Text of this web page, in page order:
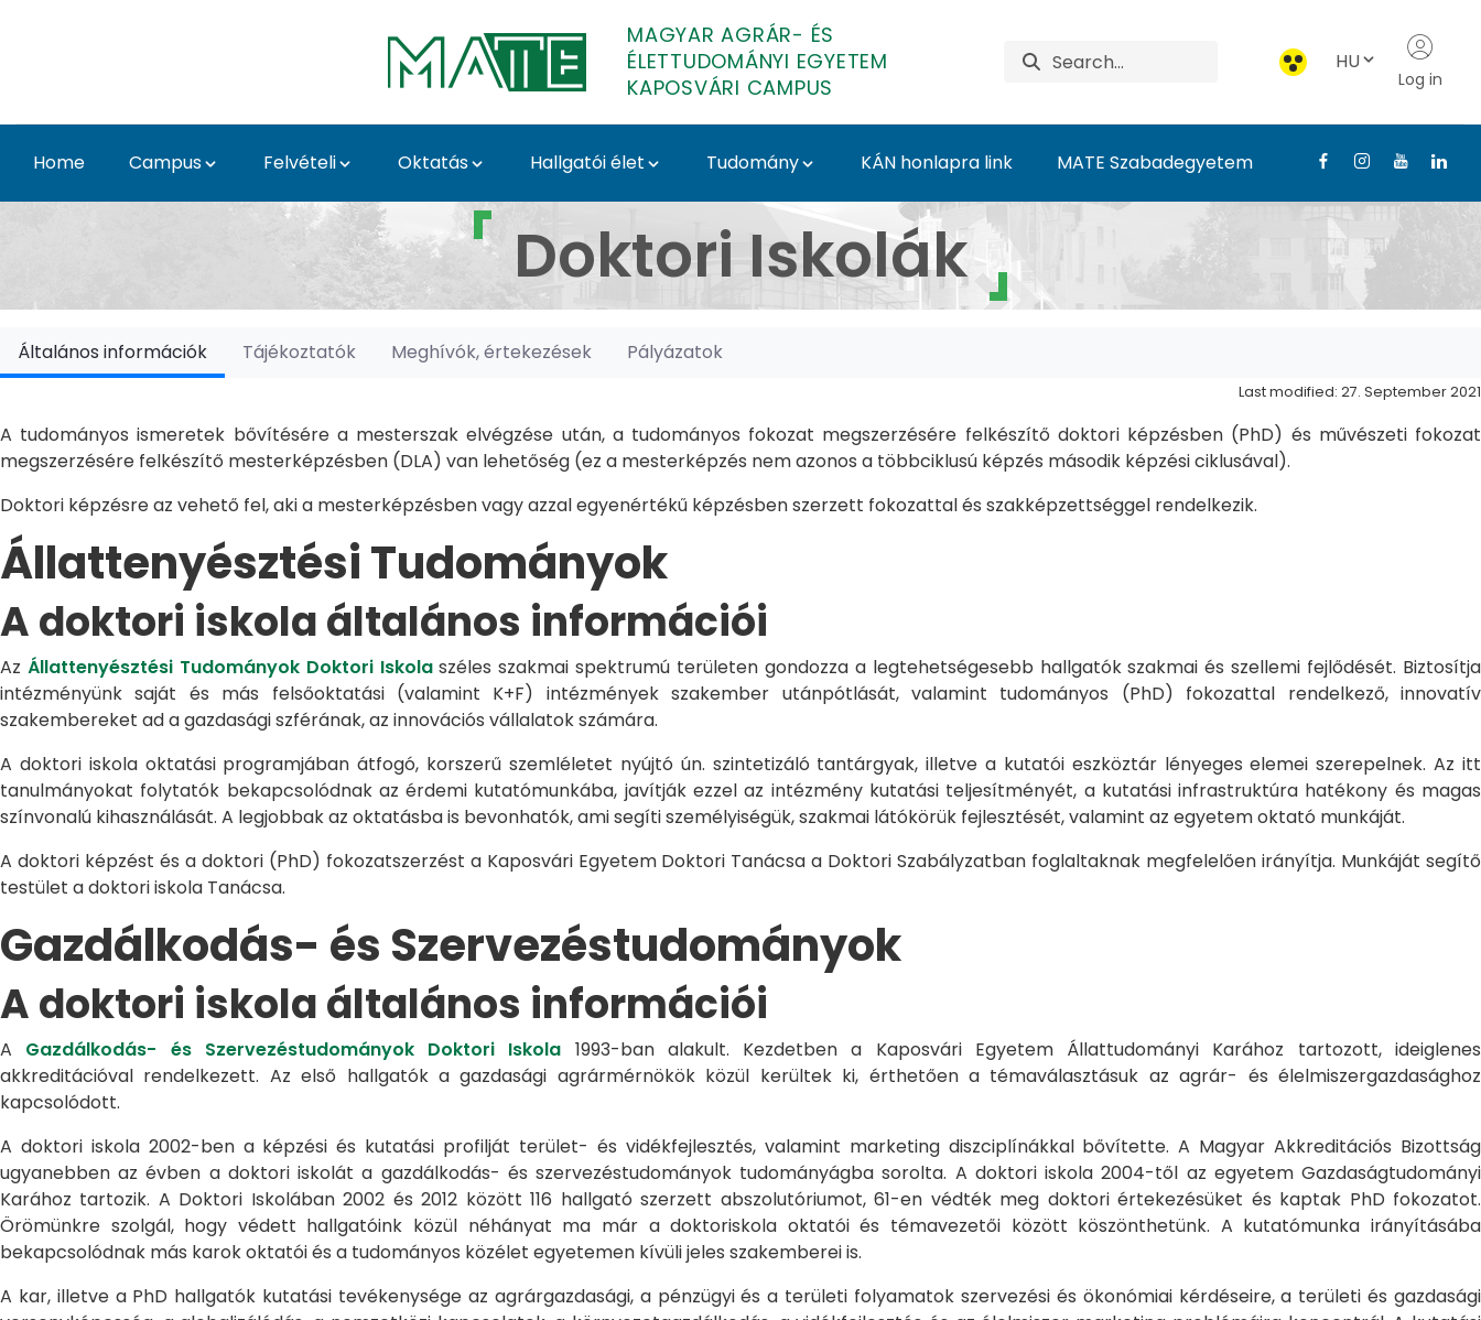
MAGYAR AGRÁR- ÉS
ÉLETTUDOMÁNYI EGYETEM
KAPOSVÁRI CAMPUS
HU
Log in
Home Campus Felvételi Oktatás Hallgatói élet Tudomány KÁN honlapra link MATE Szabadegyetem
Doktori Iskolák - Kaposvári Campus
Doktori Iskolák
Általános információk Tájékoztatók Meghívók, értekezések Pályázatok
Last modified: 27. September 2021
A tudományos ismeretek bővítésére a mesterszak elvégzése után, a tudományos fokozat megszerzésére felkészítő doktori képzésben (PhD) és művészeti fokozat
megszerzésére felkészítő mesterképzésben (DLA) van lehetőség (ez a mesterképzés nem azonos a többciklusú képzés második képzési ciklusával).
Doktori képzésre az vehető fel, aki a mesterképzésben vagy azzal egyenértékű képzésben szerzett fokozattal és szakképzettséggel rendelkezik.
Állattenyésztési Tudományok
A doktori iskola általános információi
Az Állattenyésztési Tudományok Doktori Iskolaszéles szakmai spektrumú területen gondozza a legtehetségesebb hallgatók szakmai és szellemi fejlődését. Biztosítja
intézményünk saját és más felsőoktatási (valamint K+F) intézmények szakember utánpótlását, valamint tudományos (PhD) fokozattal rendelkező, innovatív
szakembereket ad a gazdasági szférának, az innovációs vállalatok számára.
A doktori iskola oktatási programjában átfogó, korszerű szemléletet nyújtó ún. szintetizáló tantárgyak, illetve a kutatói eszköztár lényeges elemei szerepelnek. Az itt
tanulmányokat folytatók bekapcsolódnak az érdemi kutatómunkába, javítják ezzel az intézmény kutatási teljesítményét, a kutatási infrastruktúra hatékony és magas
színvonalú kihasználását. A legjobbak az oktatásba is bevonhatók, ami segíti személyiségük, szakmai látókörük fejlesztését, valamint az egyetem oktató munkáját.
A doktori képzést és a doktori (PhD) fokozatszerzést a Kaposvári Egyetem Doktori Tanácsa a Doktori Szabályzatban foglaltaknak megfelelően irányítja. Munkáját segítő
testület a doktori iskola Tanácsa.
Gazdálkodás- és Szervezéstudományok
A doktori iskola általános információi
A Gazdálkodás- és Szervezéstudományok Doktori Iskola 1993-ban alakult. Kezdetben a Kaposvári Egyetem Állattudományi Karához tartozott, ideiglenes
akkreditációval rendelkezett. Az első hallgatók a gazdasági agrármérnökök közül kerültek ki, érthetően a témaválasztásuk az agrár- és élelmiszergazdasághoz
kapcsolódott.
A doktori iskola 2002-ben a képzési és kutatási profilját terület- és vidékfejlesztés, valamint marketing diszciplínákkal bővítette. A Magyar Akkreditációs Bizottság
ugyanebben az évben a doktori iskolát a gazdálkodás- és szervezéstudományok tudományágba sorolta. A doktori iskola 2004-től az egyetem Gazdaságtudományi
Karához tartozik. A Doktori Iskolában 2002 és 2012 között 116 hallgató szerzett abszolutóriumot, 61-en védték meg doktori értekezésüket és kaptak PhD fokozatot.
Örömünkre szolgál, hogy védett hallgatóink közül néhányat ma már a doktoriskola oktatói és témavezetői között köszönthetünk. A kutatómunka irányításába
bekapcsolódnak más karok oktatói és a tudományos közélet egyetemen kívüli jeles szakemberei is.
A kar, illetve a PhD hallgatók kutatási tevékenysége az agrárgazdasági, a pénzügyi és a területi folyamatok szervezési és ökonómiai kérdéseire, a területi és gazdasági